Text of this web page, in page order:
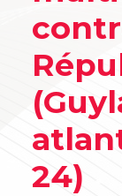
24)